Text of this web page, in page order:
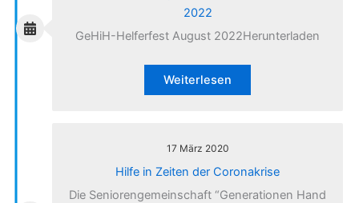
2022
GeHiH-Helferfest August 2022Herunterladen
Weiterlesen
17 März 2020
Hilfe in Zeiten der Coronakrise
Die Seniorengemeinschaft “Generationen Hand